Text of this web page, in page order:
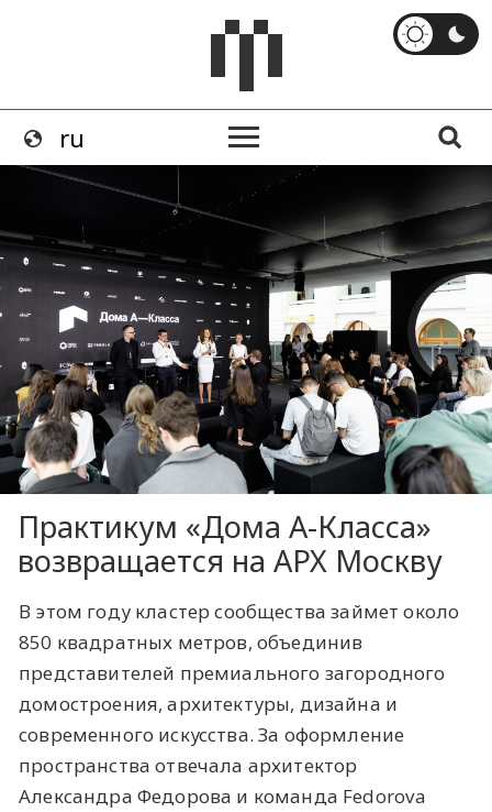
Практикум «Дома А-Класса»
возвращается на АРХ Москву
В этом году кластер сообщества займет около
850 квадратных метров, объединив
представителей премиального загородного
домостроения, архитектуры, дизайна и
современного искусства. За оформление
пространства отвечала архитектор
Александра Федорова и команда Fedorova